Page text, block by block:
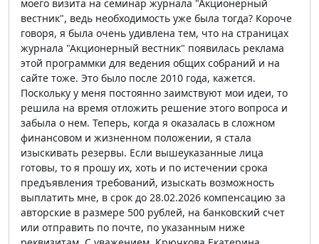
моего визита на семинар журнала "Акционерный
вестник", ведь необходимость уже была тогда? Короче
говоря, я была очень удивлена тем, что на страницах
журнала "Акционерный вестник" появилась реклама
этой программки для ведения общих собраний и на
сайте тоже. Это было после 2010 года, кажется.
Поскольку у меня постоянно заимствуют мои идеи, то
решила на время отложить решение этого вопроса и
забыла о нем. Теперь, когда я оказалась в сложном
финансовом и жизненном положении, я стала
изыскивать резервы. Если вышеуказанные лица
готовы, то я прошу их, хоть и по истечении срока
предъявления требований, изыскать возможность
выплатить мне, в срок до 28.02.2026 компенсацию за
авторские в размере 500 рублей, на банковский счет
или отправить по почте, по указанным ниже